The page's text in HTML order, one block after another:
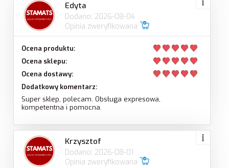
Edyta
Dodano: 2026-08-04
Opinia zweryfikowana
Ocena produktu:
Ocena sklepu:
Ocena dostawy:
Dodatkowy komentarz:
Super sklep, polecam. Obsługa expresowa,
kompetentna i pomocna.
Krzysztof
Dodano: 2026-08-01
Opinia zweryfikowana